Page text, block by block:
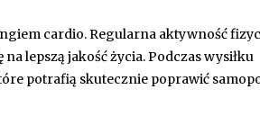
cardio. Regularna aktywność
lepszą jakość życia. Podczas wysiłku
potrafią skutecznie poprawić